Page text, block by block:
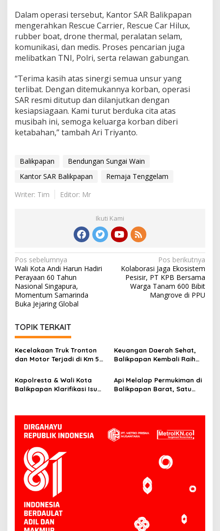
Dalam operasi tersebut, Kantor SAR Balikpapan
mengerahkan Rescue Carrier, Rescue Car Hilux,
rubber boat, drone thermal, peralatan selam,
komunikasi, dan medis. Proses pencarian juga
melibatkan TNI, Polri, serta relawan gabungan.
“Terima kasih atas sinergi semua unsur yang
terlibat. Dengan ditemukannya korban, operasi
SAR resmi ditutup dan dilanjutkan dengan
kesiapsiagaan. Kami turut berduka cita atas
musibah ini, semoga keluarga korban diberi
ketabahan,” tambah Ari Triyanto.
Balikpapan
Bendungan Sungai Wain
Kantor SAR Balikpapan
Remaja Tenggelam
Writer: Tim
Editor: Mr
Ikuti Kami
Navigasi
pos
Pos sebelumnya
Wali Kota Andi Harun Hadiri
Perayaan 60 Tahun
Nasional Singapura,
Momentum Samarinda
Buka Jejaring Global
Pos berikutnya
Kolaborasi Jaga Ekosistem
Pesisir, PT KPB Bersama
Warga Tanam 600 Bibit
Mangrove di PPU
TOPIK TERKAIT
Kecelakaan Truk Tronton
dan Motor Terjadi di Km 5
Jadi Korban
Keuangan Daerah Sehat,
Balikpapan Kembali Raih
Kapolresta & Wali Kota
Balikpapan Klarifikasi Isu
Api Melalap Permukiman di
Balikpapan Barat, Satu